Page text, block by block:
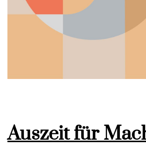
Auszeit für